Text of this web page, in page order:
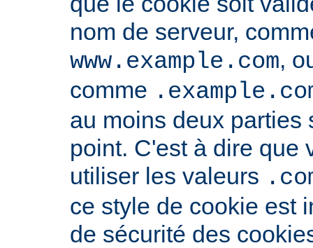
nom de serveur,
www.example.com,
comme
au moins deux parties
point. C'est à dire que
utiliser les valeurs
ce style de cookie est
de sécurité des